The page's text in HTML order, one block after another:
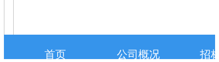
首页 公司概况 招